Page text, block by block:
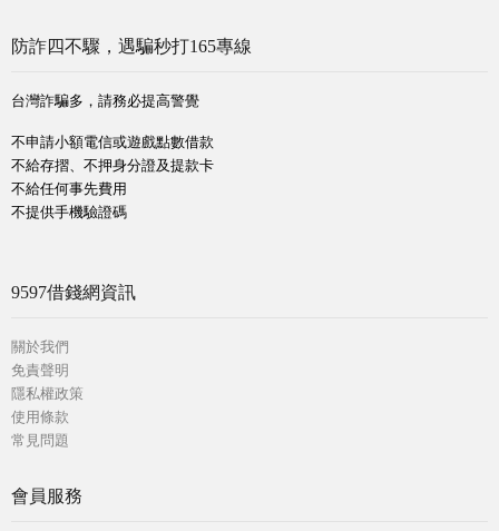
防詐四不驟，遇騙秒打165專線
台灣詐騙多，請務必提高警覺
不申請小額電信或遊戲點數借款
不給存摺、不押身分證及提款卡
不給任何事先費用
不提供手機驗證碼
9597借錢網資訊
關於我們
免責聲明
隱私權政策
使用條款
常見問題
會員服務